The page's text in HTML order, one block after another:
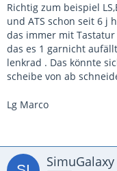
Richtig zum beispiel
und ATS schon seit 6 j
das immer mit
das es 1 garnicht
lenkrad . Das könnte
scheibe von ab
Lg Marco
SimuGalaxy